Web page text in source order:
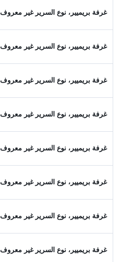
غرفة بريميير، نوع السرير غير معروف
غرفة بريميير، نوع السرير غير معروف
غرفة بريميير، نوع السرير غير معروف
غرفة بريميير، نوع السرير غير معروف
غرفة بريميير، نوع السرير غير معروف
غرفة بريميير، نوع السرير غير معروف
غرفة بريميير، نوع السرير غير معروف
غرفة بريميير، نوع السرير غير معروف